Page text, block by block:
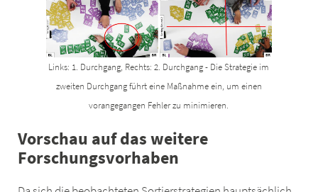
Links: 1. Durchgang, Rechts: 2. Durchgang - Die Strategie im
zweiten Durchgang führt eine Maßnahme ein, um einen
vorangegangen Fehler zu minimieren.
Vorschau auf das weitere
Forschungsvorhaben